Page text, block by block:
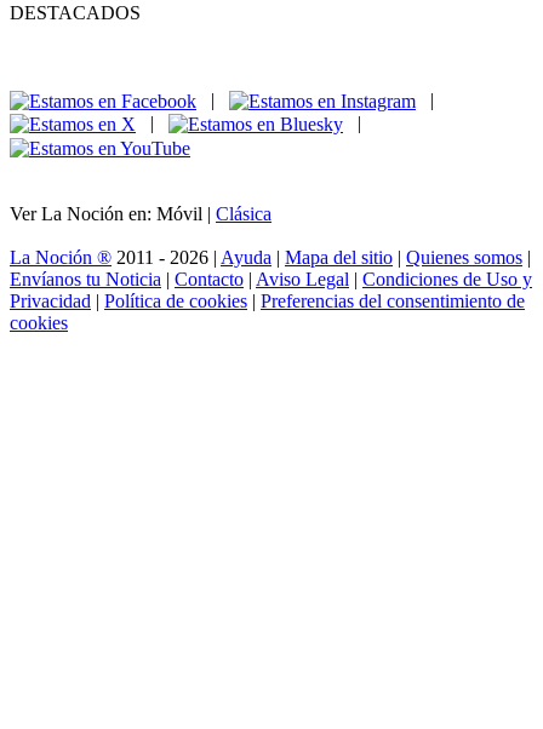
DESTACADOS
|
|
|
|
Ver La Noción en: Móvil | Clásica
La Noción ® 2011 - 2026 | Ayuda | Mapa del sitio | Quienes somos |
Envíanos tu Noticia | Contacto | Aviso Legal | Condiciones de Uso y
Privacidad | Política de cookies | Preferencias del consentimiento de
cookies